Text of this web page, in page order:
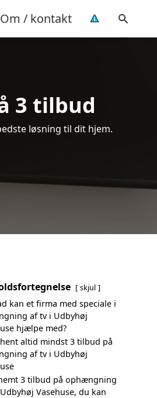
Om / kontakt
3 tilbud
løsning til dit hjem.
skjul
kan et firma med speciale i
af tv i Udbyhøj
hjælpe med?
altid mindst 3 tilbud på
af tv i Udbyhøj
3 tilbud på ophængning
Vasehuse, du kan